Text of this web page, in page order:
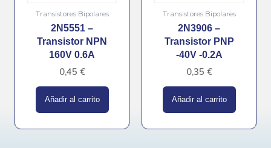
Transistores Bipolares
2N5551 –
Transistor NPN
160V 0.6A
0,45 €
Añadir al carrito
Transistores Bipolares
2N3906 –
Transistor PNP
-40V -0.2A
0,35 €
Añadir al carrito